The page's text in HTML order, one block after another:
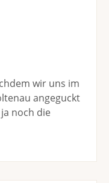
wir uns im
angeguckt
noch die